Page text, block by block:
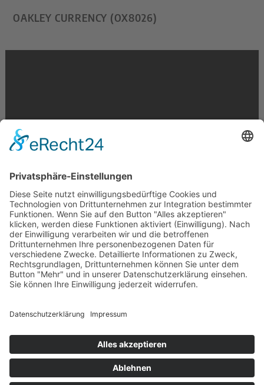
OAKLEY CURRENCY (OX8026)
Krahnstr. 17/18 | 49074 Osnabrück
Telefon: 0541 29746 | E-Mail:info@optikmeyer.de
Impressum|Datenschutz|Cookie-Einstellungen